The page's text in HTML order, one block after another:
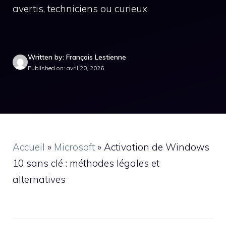
avertis, techniciens ou curieux
Written by: François Lestienne
Published on: avril 20, 2026
Accueil » Microsoft » Activation de Windows
10 sans clé : méthodes légales et
alternatives